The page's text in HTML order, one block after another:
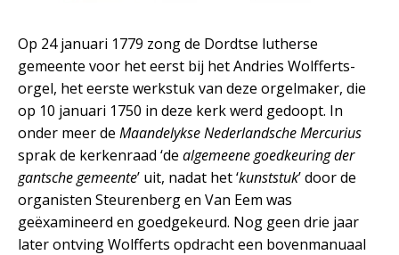
Op 24 januari 1779 zong de Dordtse lutherse
gemeente voor het eerst bij het Andries Wolfferts-
orgel, het eerste werkstuk van deze orgelmaker, die
op 10 januari 1750 in deze kerk werd gedoopt. In
onder meer de Maandelykse Nederlandsche Mercurius
sprak de kerkenraad ‘de algemeene goedkeuring der
gantsche gemeente’ uit, nadat het ‘kunststuk’ door de
organisten Steurenberg en Van Eem was
geëxamineerd en goedgekeurd. Nog geen drie jaar
later ontving Wolfferts opdracht een bovenmanuaal